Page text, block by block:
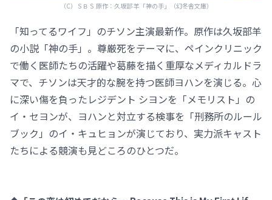
（C）ＳＢＳ 原作：久坂部 羊「神の手」（幻冬舎文庫）
「知ってるワイフ」のチソン主演最新作。原作は久坂部羊
の小説「神の手」。尊厳死をテーマに、ペインクリニック
で働く医師たちの活躍や葛藤を描く重厚なメディカルドラ
マで、チソンは天才的な腕を持つ医師ヨハンを演じる。心
に深い傷を負ったレジデント シヨンを「メモリスト」の
イ・セヨンが、ヨハンと対立する検事を「刑務所のルール
ブック」のイ・キュヒョンが演じており、実力派キャスト
たちによる競演も見どころのひとつだ。